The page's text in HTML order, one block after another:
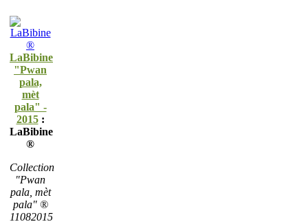
LaBibine
"Pwan
pala,
mèt
pala" -
2015:
LaBibine
®
Collection
"Pwan
pala, mèt
pala" ®
11082015